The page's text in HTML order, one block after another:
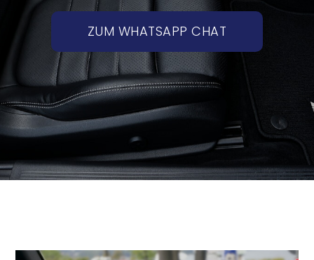
ZUM WHATSAPP CHAT